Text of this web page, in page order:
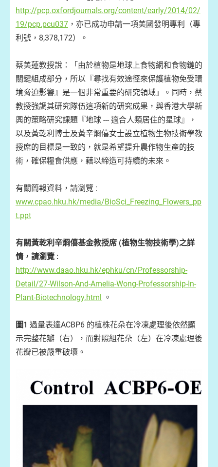
http://pcp.oxfordjournals.org/content/early/2014/02/
19/pcp.pcu037 ，亦已成功申請一項美國發明專利（專
利號，8,378,172）。
蔡美蓮教授說：「由於植物是地球上食物網和食物鏈的
關鍵組成部分，所以『尋找有效途徑來保護植物免受環
境脅迫影響』是一個非常重要的研究領域」。同時，蔡
教授強調其研究隊伍這項新的研究成果，與香港大學新
興的策略研究課題『地球 --- 適合人類居住的星球』，
以及黃乾利博士及黃辛烱僖女士設立植物生物技術學教
授席的目標是一致的，就是希望提升農作物生產的技
術，確保糧食供應，藉以締造可持續的未來。
有關簡報資料，請瀏覽 :
www.cpao.hku.hk/media/BioSci_Freezing_Flowers_pp
t.ppt
有關黃乾利辛烱僖基金教授席 (植物生物技術學)之詳
情，請瀏覽 :
http://www.daao.hku.hk/ephku/cn/Professorship-
Detail/27-Wilson-And-Amelia-Wong-Professorship-In-
Plant-Biotechnology.html 。
圖1 過量表達ACBP6 的植株花朵在冷凍處理後依然顯
示完整花瓣（右），而對照組花朵（左）在冷凍處理後
花瓣已被嚴重破壞。